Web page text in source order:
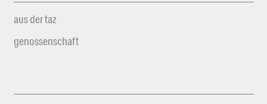
aus der taz
genossenschaft